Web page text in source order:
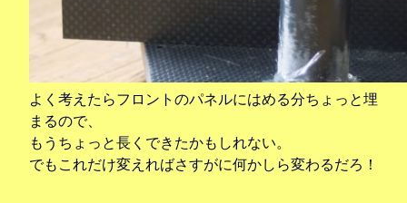
よく考えたらフロントのパネルにはめる分ちょっと埋
まるので、
もうちょっと長くできたかもしれない。
でもこれだけ変えればさすがに何かしら変わるだろ！